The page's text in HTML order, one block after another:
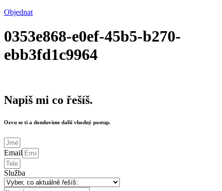
Objednat
0353e868-e0ef-45b5-b270-
ebb3fd1c9964
Napiš mi co řešíš.
Ozvu se ti a domluvime další vhodný postup.
Email
Služba